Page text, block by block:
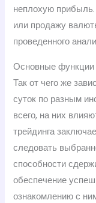
неплохую
или продажу
проведенного
Основные
Так от чего же
суток по разным
всего, на них
трейдинга
следовать
способности
обеспечение
ознакомлению с